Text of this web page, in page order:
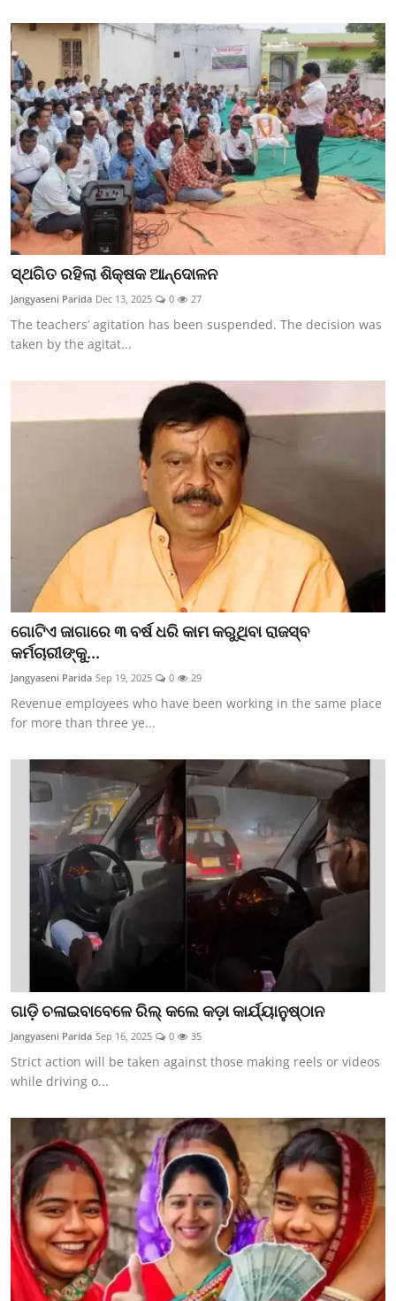
ସ୍ଥଗିତ ରହିଲା ଶିକ୍ଷକ ଆନ୍ଦୋଳନ
Jangyaseni Parida Dec 13, 2025 0 27
The teachers’ agitation has been suspended. The decision was
taken by the agitat...
ଗୋଟିଏ ଜାଗାରେ ୩ ବର୍ଷ ଧରି କାମ କରୁଥିବା ରାଜସ୍ବ
କର୍ମଚାରୀଙ୍କୁ...
Jangyaseni Parida Sep 19, 2025 0 29
Revenue employees who have been working in the same place
for more than three ye...
ଗାଡ଼ି ଚଳାଇବାବେଳେ ରିଲ୍‌ କଲେ କଡ଼ା କାର୍ଯ୍ୟାନୁଷ୍ଠାନ
Jangyaseni Parida Sep 16, 2025 0 35
Strict action will be taken against those making reels or videos
while driving o...